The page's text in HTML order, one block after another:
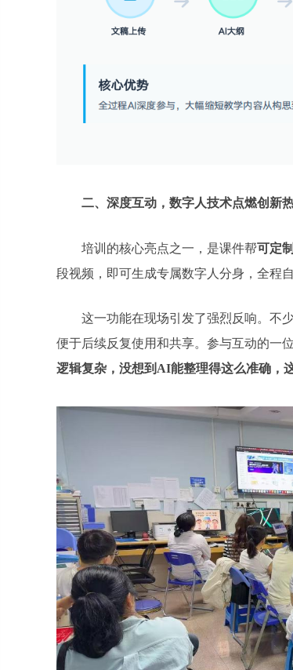
二、深度互动，数字人技术点燃创新
培训的核心亮点之一，是课件帮可定
段视频，即可生成专属数字人分身，全程
这一功能在现场引发了强烈反响。不
便于后续反复使用和共享。参与互动的一
逻辑复杂，没想到AI能整理得这么准确，